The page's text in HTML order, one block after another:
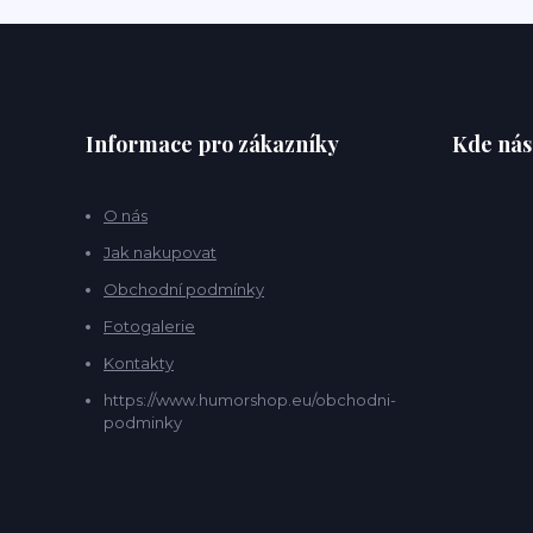
Informace pro zákazníky
O nás
Jak nakupovat
Obchodní podmínky
Fotogalerie
Kontakty
https://www.humorshop.eu/obchodni-
podminky
Kde